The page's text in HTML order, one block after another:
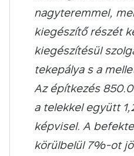
nagyteremmel,
kiegészítő részét
kiegészítésül
tekepálya s a
Az építkezés
a telekkel együtt
képvisel. A
körülbelül 7%-ot